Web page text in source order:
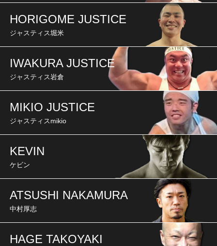
HORIGOME JUSTICE
ジャスティス堀米
IWAKURA JUSTICE
ジャスティス岩倉
MIKIO JUSTICE
ジャスティスmikio
KEVIN
ケビン
ATSUSHI NAKAMURA
中村厚志
HAGE TAKOYAKI